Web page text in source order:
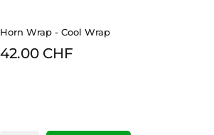
Horn Wrap - Cool Wrap
42.00 CHF